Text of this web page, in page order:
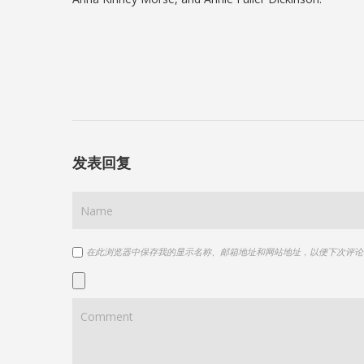
发表回复
在此浏览器中保存我的显示名称、邮箱地址和网站地址，以便下次评